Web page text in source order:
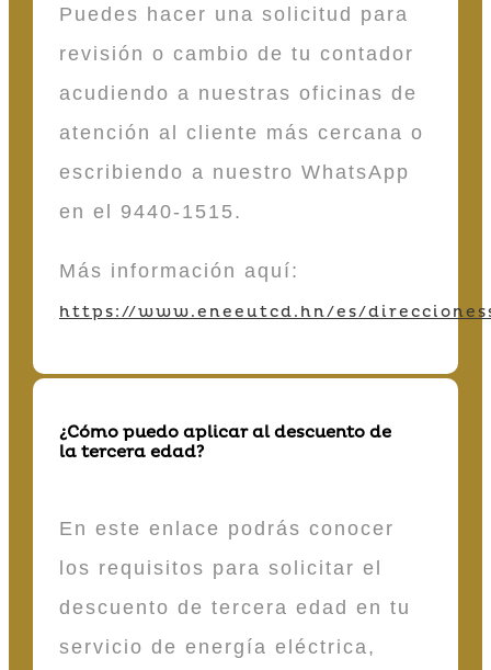
Puedes hacer una solicitud para
revisión o cambio de tu contador
acudiendo a nuestras oficinas de
atención al cliente más cercana o
escribiendo a nuestro WhatsApp
en el 9440-1515.
Más información aquí:
https://www.eneeutcd.hn/es/
¿Cómo puedo aplicar al descuento de
la tercera edad?
En este enlace podrás conocer
los requisitos para solicitar el
descuento de tercera edad en tu
servicio de energía eléctrica,